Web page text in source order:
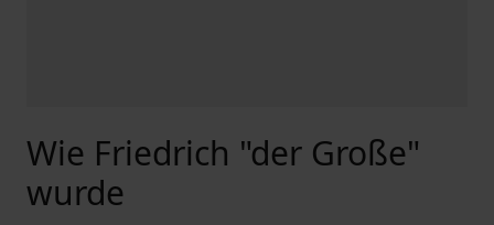
Wie Friedrich "der Große"
wurde